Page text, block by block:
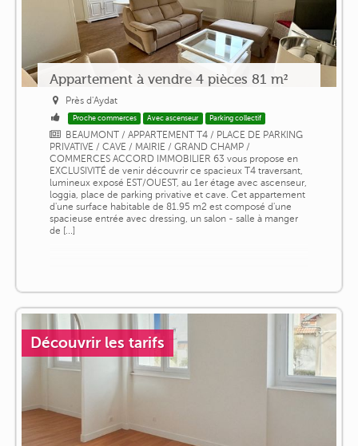
Appartement à vendre 4 pièces 81 m²
Près d'Aydat
Proche commerces Avec ascenseur Parking collectif
BEAUMONT / APPARTEMENT T4 / PLACE DE PARKING
PRIVATIVE / CAVE / MAIRIE / GRAND CHAMP /
COMMERCES ACCORD IMMOBILIER 63 vous propose en
EXCLUSIVITÉ de venir découvrir ce spacieux T4 traversant,
lumineux exposé EST/OUEST, au 1er étage avec ascenseur,
loggia, place de parking privative et cave. Cet appartement
d'une surface habitable de 81.95 m2 est composé d'une
spacieuse entrée avec dressing, un salon - salle à manger
de [...]
Découvrir les tarifs